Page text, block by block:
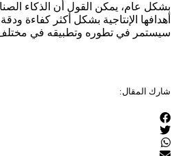
بشكل عام، يمكن القول أن الذكاء
أهدافها الإنتاجية بشكل أكثر كفاءة
سيستمر في تطوره وتطبيقه في مختلف
شارك المقال: